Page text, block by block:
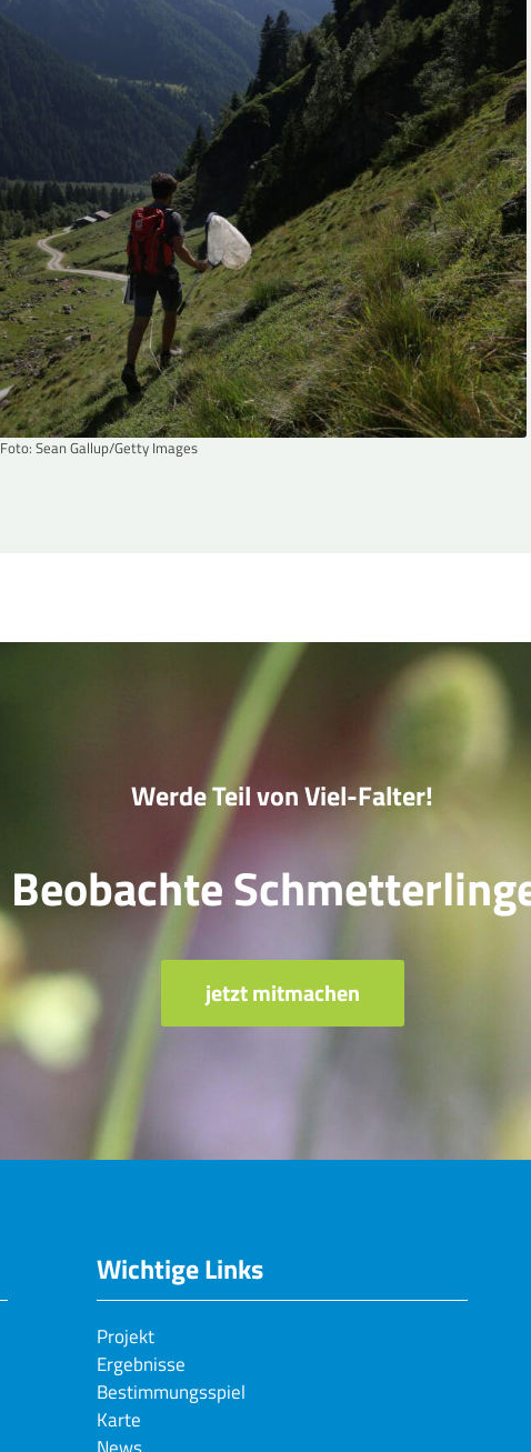
Foto: Sean Gallup/Getty Images
Werde Teil von Viel-Falter!
Beobachte
jetzt mitmachen
Wichtige Links
Projekt
Ergebnisse
Bestimmungsspiel
Karte